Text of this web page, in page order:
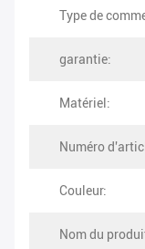
Type de
garantie:
Matériel:
Numéro
Couleur:
Nom du